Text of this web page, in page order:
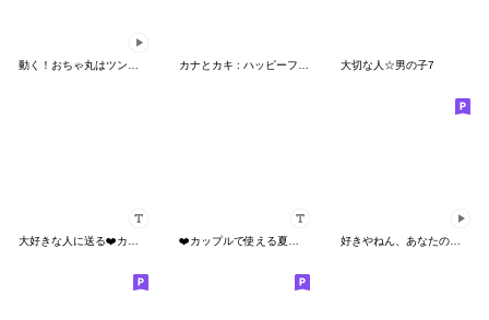
大切な人☆男の子7
好きやねん、あなたのこと（動く）